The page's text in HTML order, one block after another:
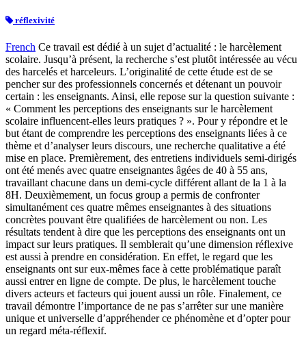
réflexivité
French Ce travail est dédié à un sujet d’actualité : le harcèlement
scolaire. Jusqu’à présent, la recherche s’est plutôt intéressée au vécu
des harcelés et harceleurs. L’originalité de cette étude est de se
pencher sur des professionnels concernés et détenant un pouvoir
certain : les enseignants. Ainsi, elle repose sur la question suivante :
« Comment les perceptions des enseignants sur le harcèlement
scolaire influencent-elles leurs pratiques ? ». Pour y répondre et le
but étant de comprendre les perceptions des enseignants liées à ce
thème et d’analyser leurs discours, une recherche qualitative a été
mise en place. Premièrement, des entretiens individuels semi-dirigés
ont été menés avec quatre enseignantes âgées de 40 à 55 ans,
travaillant chacune dans un demi-cycle différent allant de la 1 à la
8H. Deuxièmement, un focus group a permis de confronter
simultanément ces quatre mêmes enseignantes à des situations
concrètes pouvant être qualifiées de harcèlement ou non. Les
résultats tendent à dire que les perceptions des enseignants ont un
impact sur leurs pratiques. Il semblerait qu’une dimension réflexive
est aussi à prendre en considération. En effet, le regard que les
enseignants ont sur eux-mêmes face à cette problématique paraît
aussi entrer en ligne de compte. De plus, le harcèlement touche
divers acteurs et facteurs qui jouent aussi un rôle. Finalement, ce
travail démontre l’importance de ne pas s’arrêter sur une manière
unique et universelle d’appréhender ce phénomène et d’opter pour
un regard méta-réflexif.